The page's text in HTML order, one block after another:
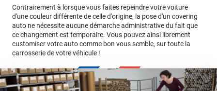
Contrairement à lorsque vous faites repeindre votre voiture
d'une couleur différente de celle d'origine, la pose d'un covering
auto ne nécessite aucune démarche administrative du fait que
ce changement est temporaire. Vous pouvez ainsi librement
customiser votre auto comme bon vous semble, sur toute la
carrosserie de votre véhicule !
Multipliez ce résultat par 3.
conseillers
commerciaux
Le covering peut s'enlever à tout moment
Le covering revient moins cher
calculateur